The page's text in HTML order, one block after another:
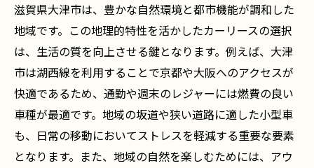
カーリースを賢く選ぶ滋賀県大津市での戦略的
アプローチ
賢いカーリース選びのための最初のステッ
プ
大津市でのカーリース契約の際の注意点
地域のニーズに応じたリース期間の選定方
法
滋賀県大津市は、豊かな自然環境と都市機能が調和した
地域です。この地理的特性を活かしたカーリースの選択
は、生活の質を向上させる鍵となります。例えば、大津
市は湖西線を利用することで京都や大阪へのアクセスが
快適であるため、通勤や週末のレジャーには燃費の良い
車種が最適です。地域の坂道や狭い道路に適した小型車
も、日常の移動においてストレスを軽減する重要な要素
となります。また、地域の自然を楽しむためには、アウ